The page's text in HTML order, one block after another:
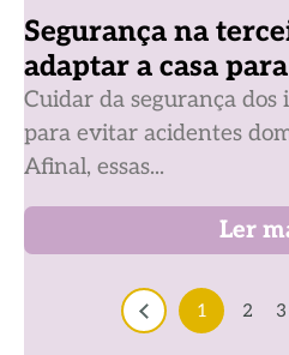
Segurança na
adaptar a casa
Cuidar da segurança dos
para evitar acidentes
Afinal, essas...
Ler
1 2 3